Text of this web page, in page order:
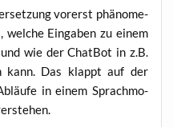
vor­erst phä­no­me­
wel­che Ein­ga­ben zu einem
wie der Chat­Bot in z.B.
kann. Das klappt auf der
in einem Sprach­mo­